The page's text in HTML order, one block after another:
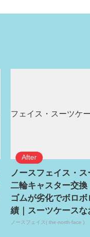
ノースフェイス・
二輪キャスター交換
ゴムが劣化でボロ
績｜スーツケースな
ノースフェイス( the-north-face )